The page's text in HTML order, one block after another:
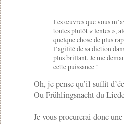
Les œuvres que vous
toutes plutôt « lentes »,
quelque chose de plus
l’agilité de sa diction
plus brillant. Je me
cette puissance !
Oh, je pense qu’il suffit
Ou Frühlingsnacht du
Je vous procurerai donc